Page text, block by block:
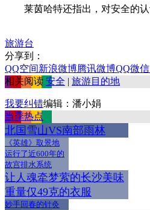
莱茵哈特还指出，对安全的认
旅游台
分享到：
QQ空间新浪微博腾讯微博QQ微信
相关阅读 安全 | 旅游目的地
我要纠错编辑：潘小娟
当季热点
北国雪山VS南部雨林
《英雄》取景地
运行了近600年的
故宫排水系统
让人魂牵梦萦的长沙美味
重量仅49克的衣服
妙手回春的针灸